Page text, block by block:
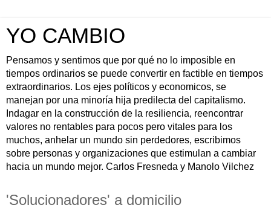
YO CAMBIO
Pensamos y sentimos que por qué no lo imposible en
tiempos ordinarios se puede convertir en factible en tiempos
extraordinarios. Los ejes políticos y economicos, se
manejan por una minoría hija predilecta del capitalismo.
Indagar en la construcción de la resiliencia, reencontrar
valores no rentables para pocos pero vitales para los
muchos, anhelar un mundo sin perdedores, escribimos
sobre personas y organizaciones que estimulan a cambiar
hacia un mundo mejor. Carlos Fresneda y Manolo Vilchez
'Solucionadores' a domicilio